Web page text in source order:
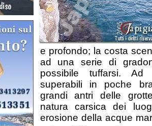
e profondo; la costa
ad una serie di
possibile tuffarsi.
superabili in poche
grandi antri delle
natura carsica dei
erosione della acque